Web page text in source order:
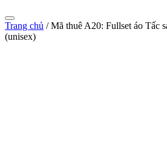
Trang chủ /Mã thuê A20: Fullset áo Tấc
(unisex)